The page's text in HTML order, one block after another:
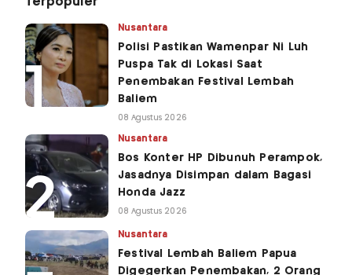
Nusantara
Polisi Pastikan Wamenpar Ni Luh
Puspa Tak di Lokasi Saat
Penembakan Festival Lembah
Baliem
08 Agustus 2026
Nusantara
Bos Konter HP Dibunuh Perampok,
Jasadnya Disimpan dalam Bagasi
Honda Jazz
08 Agustus 2026
Nusantara
Festival Lembah Baliem Papua
Digegerkan Penembakan, 2 Orang